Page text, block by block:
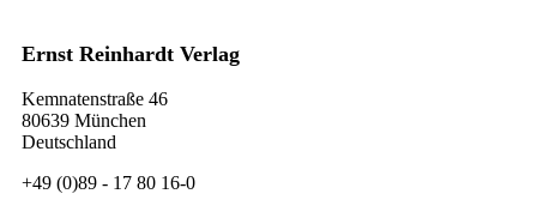
Ernst Reinhardt Verlag
Kemnatenstraße 46
80639 München
Deutschland
+49 (0)89 - 17 80 16-0